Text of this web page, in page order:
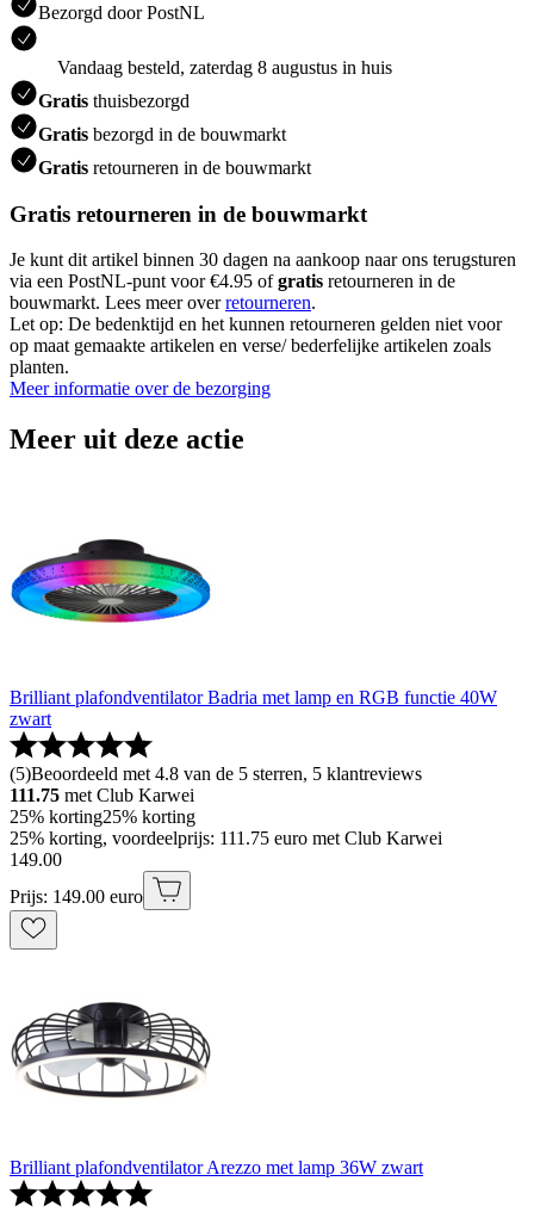
Bezorgd door PostNL
Vandaag besteld, zaterdag 8 augustus in huis
Gratis thuisbezorgd
Gratis bezorgd in de bouwmarkt
Gratis retourneren in de bouwmarkt
Gratis retourneren in de bouwmarkt
Je kunt dit artikel binnen 30 dagen na aankoop naar ons terugsturen
via een PostNL-punt voor €4.95 ofgratis retourneren in de
bouwmarkt. Lees meer overretourneren.
Let op: De bedenktijd en het kunnen retourneren gelden niet voor
op maat gemaakte artikelen en verse/ bederfelijke artikelen zoals
planten.
Meer informatie over de bezorging
Meer uit deze actie
Brilliant plafondventilator Badria met lamp en RGB functie 40W
zwart
(5)Beoordeeld met 4.8 van de 5 sterren, 5 klantreviews
111.75 met Club Karwei
25% korting25% korting
25% korting, voordeelprijs: 111.75 euro met Club Karwei
149.00
Prijs: 149.00 euro
Brilliant plafondventilator Arezzo met lamp 36W zwart